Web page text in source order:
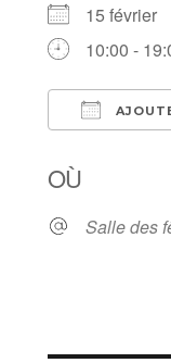
15 février
10:00 -
OÙ
Salle des